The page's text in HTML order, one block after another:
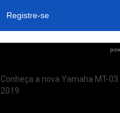
10 causas da queda de pressão
Conheça a nova Yamaha MT-03
2019